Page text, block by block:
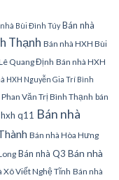
Bùi Đình Túy Bán nhà
Thạnh Bán nhà HXH Bùi
Quang Định Bán nhà HXH
HXH Nguyễn Gia Trí Bình
Văn Trị Bình Thạnh bán
q11 Bán nhà
Bán nhà Hòa Hưng
Bán nhà Q3 Bán nhà
Xô Viết Nghệ Tĩnh Bán nhà